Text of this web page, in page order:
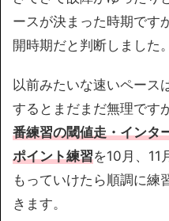
ースが決まった時期です
開時期だと判断しました。
以前みたいな速いペース
するとまだまだ無理です
番練習の閾値走・インタ
ポイント練習を10月、11
もっていけたら順調に練
きます。